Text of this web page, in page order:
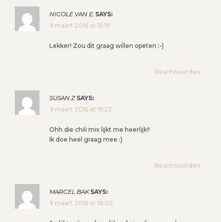
NICOLE VAN E. SAYS:
9 maart 2016 at 15:19
Lekker! Zou dit graag willen opeten :-)
Beantwoorden
SUSAN Z SAYS:
9 maart 2016 at 16:23
Ohh die chili mix lijkt me heerlijk!!
Ik doe heel graag mee :)
Beantwoorden
MARCEL BAK SAYS:
9 maart 2016 at 18:20